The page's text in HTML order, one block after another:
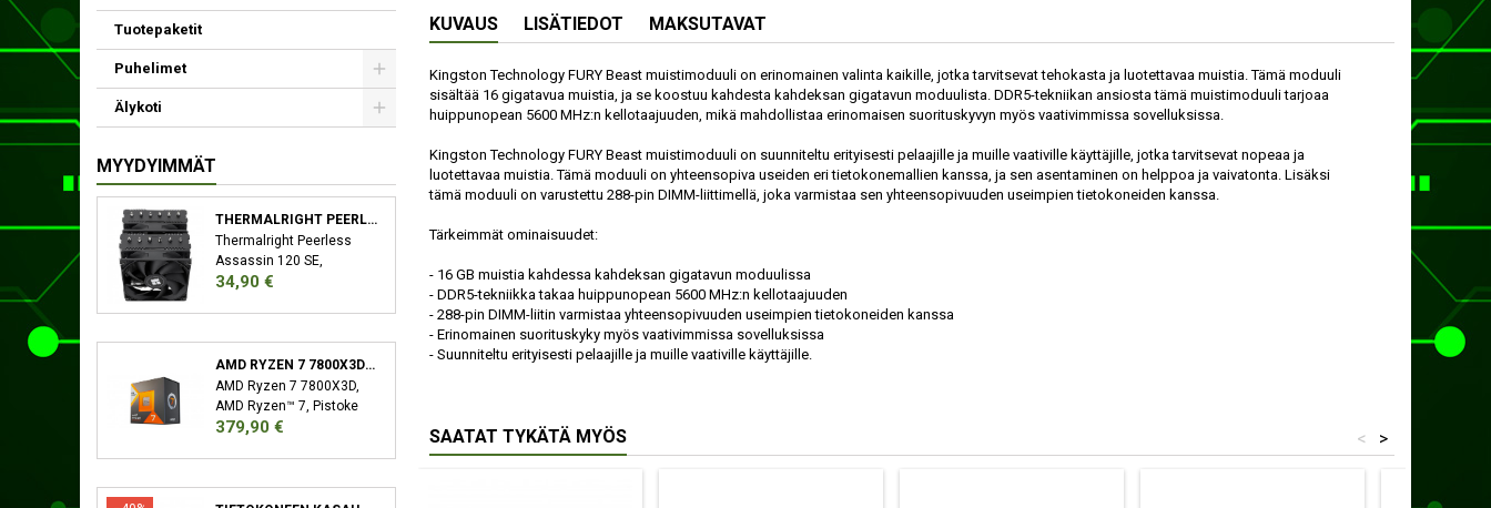
Tuotepaketit
Puhelimet
Älykoti
MYYDYIMMÄT
THERMALRIGHT PEERLESS ASSASSIN 120 SE SUORITIN JÄÄHDYTYSLEVY/JÄÄHDYTIN 12 CM MUSTA
Thermalright Peerless
Assassin 120 SE,
Jäähdytyslevy/jäähdytin,
Hinta
34,90 €
AMD RYZEN 7 7800X3D SUORITIN 4,2 GHZ 96 MB L3 LAATIKKO
AMD Ryzen 7 7800X3D,
AMD Ryzen™ 7, Pistoke
AM5, 5 nm, AMD,
Hinta
379,90 €
KUVAUS LISÄTIEDOT MAKSUTAVAT
Kingston Technology FURY Beast muistimoduuli on erinomainen valinta kaikille, jotka tarvitsevat tehokasta ja luotettavaa muistia. Tämä moduuli
sisältää 16 gigatavua muistia, ja se koostuu kahdesta kahdeksan gigatavun moduulista. DDR5-tekniikan ansiosta tämä muistimoduuli tarjoaa
huippunopean 5600 MHz:n kellotaajuuden, mikä mahdollistaa erinomaisen suorituskyvyn myös vaativimmissa sovelluksissa.
Kingston Technology FURY Beast muistimoduuli on suunniteltu erityisesti pelaajille ja muille vaativille käyttäjille, jotka tarvitsevat nopeaa ja
luotettavaa muistia. Tämä moduuli on yhteensopiva useiden eri tietokonemallien kanssa, ja sen asentaminen on helppoa ja vaivatonta. Lisäksi
tämä moduuli on varustettu 288-pin DIMM-liittimellä, joka varmistaa sen yhteensopivuuden useimpien tietokoneiden kanssa.
Tärkeimmät ominaisuudet:
- 16 GB muistia kahdessa kahdeksan gigatavun moduulissa
- DDR5-tekniikka takaa huippunopean 5600 MHz:n kellotaajuuden
- 288-pin DIMM-liitin varmistaa yhteensopivuuden useimpien tietokoneiden kanssa
- Erinomainen suorituskyky myös vaativimmissa sovelluksissa
- Suunniteltu erityisesti pelaajille ja muille vaativille käyttäjille.
SAATAT TYKÄTÄ MYÖS >
<